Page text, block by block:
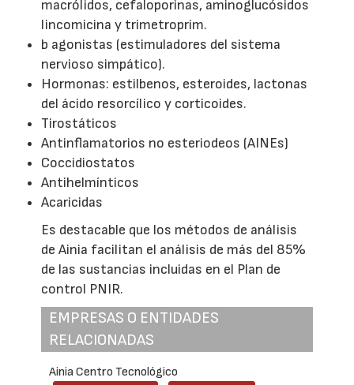
macrólidos, cefaloporinas, aminoglucósidos
lincomicina y trimetroprim.
b agonistas (estimuladores del sistema
nervioso simpático).
Hormonas: estilbenos, esteroides, lactonas
del ácido resorcílico y corticoides.
Tirostáticos
Antinflamatorios no esteriodeos (AINEs)
Coccidiostatos
Antihelmínticos
Acaricidas
Es destacable que los métodos de análisis
de Ainia facilitan el análisis de más del 85%
de las sustancias incluidas en el Plan de
control PNIR.
EMPRESAS O ENTIDADES
RELACIONADAS
Ainia Centro Tecnológico